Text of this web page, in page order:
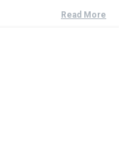
Read More